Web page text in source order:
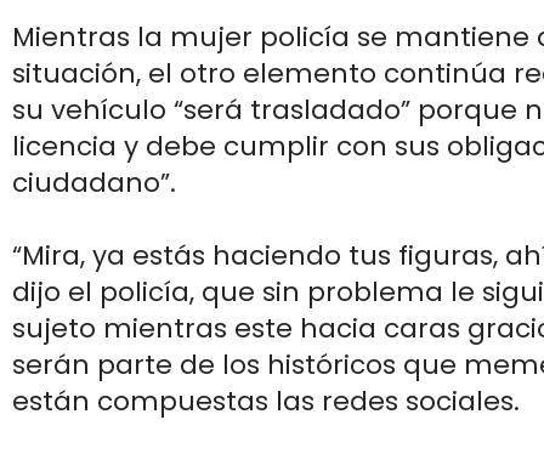
Mientras la mujer policía se mantiene
situación, el otro elemento continúa
su vehículo “será trasladado” porque
licencia y debe cumplir con sus
ciudadano”.
“Mira, ya estás haciendo tus figuras,
dijo el policía, que sin problema le
sujeto mientras este hacia caras
serán parte de los históricos que
están compuestas las redes sociales.